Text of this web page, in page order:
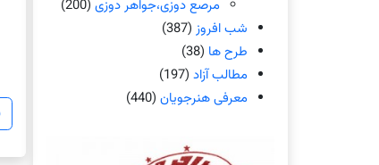
مرصع دوزی،جواهر دوزی (200)
شب افروز (387)
طرح ها (38)
مطالب آزاد (197)
معرفی هنرجویان (440)